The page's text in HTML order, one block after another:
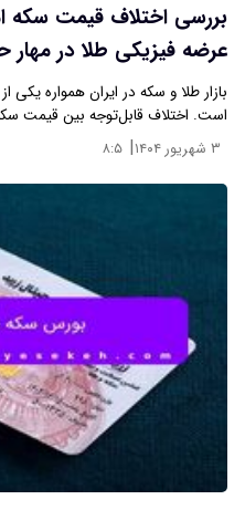
بررسی اختلاف قیمت سکه
عرضه فیزیکی طلا در مهار
بازار طلا و سکه در ایران همواره
است. اختلاف قابل‌توجه بین قیمت
۳ شهریور ۱۴۰۴ | ۸:۵